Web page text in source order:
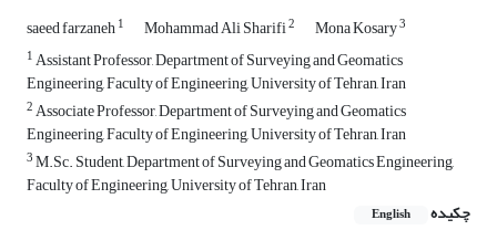
saeed farzaneh1 Mohammad Ali Sharifi2 Mona Kosary3
1Assistant Professor, Department of Surveying and Geomatics
Engineering, Faculty of Engineering, University of Tehran, Iran
2Associate Professor, Department of Surveying and Geomatics
Engineering, Faculty of Engineering, University of Tehran, Iran
3M.Sc. Student, Department of Surveying and Geomatics Engineering,
Faculty of Engineering, University of Tehran, Iran
چکیده
English